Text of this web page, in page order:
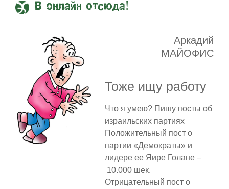
В онлайн отсюда!
Аркадий
МАЙОФИС
Тоже ищу работу
Что я умею? Пишу посты об
израильских партиях
Положительный пост о
партии «Демократы» и
лидере ее Яире Голане –
10.000 шек.
Отрицательный пост о